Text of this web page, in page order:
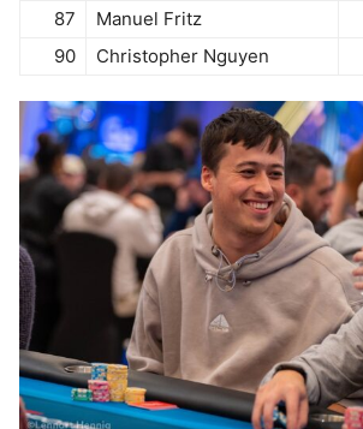
87
Manuel Fritz
90
Christopher Nguyen